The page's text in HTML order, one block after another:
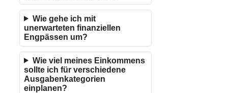
Wie gehe ich mit
unerwarteten finanziellen
Engpässen um?
Wie viel meines Einkommens
sollte ich für verschiedene
Ausgabenkategorien
einplanen?